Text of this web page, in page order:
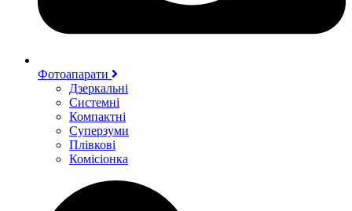
Фотоапарати
Дзеркальні
Системні
Компактні
Суперзуми
Плівкові
Комісіонка